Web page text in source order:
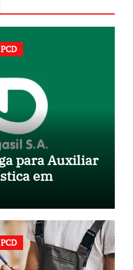
PCD
para Auxiliar
em
PCD